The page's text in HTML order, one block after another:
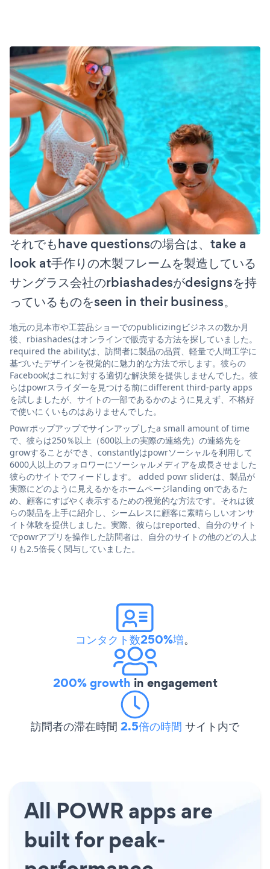
それでもhave questionsの場合は、take a
look at手作りの木製フレームを製造している
サングラス会社のrbiashadesがdesignsを持
っているものをseen in their business。
地元の見本市や工芸品ショーでのpublicizingビジネスの数か月
後、rbiashadesはオンラインで販売する方法を探していました。
required the abilityは、訪問者に製品の品質、軽量で人間工学に
基づいたデザインを視覚的に魅力的な方法で示します。彼らの
Facebookはこれに対する適切な解決策を提供しませんでした。彼
らはpowrスライダーを見つける前にdifferent third-party apps
を試しましたが、サイトの一部であるかのように見えず、不格好
で使いにくいものはありませんでした。
Powrポップアップでサインアップしたa small amount of time
で、彼らは250％以上（600以上の実際の連絡先）の連絡先を
growすることができ、constantlyはpowrソーシャルを利用して
6000人以上のフォロワーにソーシャルメディアを成長させました
彼らのサイトでフィードします。 added powr sliderは、製品が
実際にどのように見えるかをホームページlanding onであるた
め、顧客にすばやく表示するための視覚的な方法です。それは彼
らの製品を上手に紹介し、シームレスに顧客に素晴らしいオンサ
イト体験を提供しました。実際、彼らはreported、自分のサイト
でpowrアプリを操作した訪問者は、自分のサイトの他のどの人よ
りも2.5倍長く関与していました。
コンタクト数250%増。
200% growth in engagement
訪問者の滞在時間 2.5倍の時間 サイト内で
All POWR apps are
built for peak-